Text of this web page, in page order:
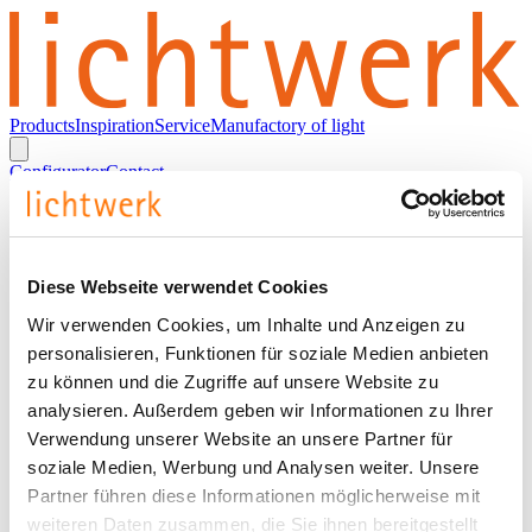
Diese Webseite verwendet Cookies
Wir verwenden Cookies, um Inhalte und Anzeigen zu
personalisieren, Funktionen für soziale Medien anbieten
zu können und die Zugriffe auf unsere Website zu
analysieren. Außerdem geben wir Informationen zu Ihrer
Verwendung unserer Website an unsere Partner für
soziale Medien, Werbung und Analysen weiter. Unsere
Partner führen diese Informationen möglicherweise mit
weiteren Daten zusammen, die Sie ihnen bereitgestellt
ProductsInspirationServiceManufactory of light
ConfiguratorContact
en
Imprint
lichtwerk GmbH
Hellinger Straße 3
D 97486 Koenigsberg
P.O. Box 60